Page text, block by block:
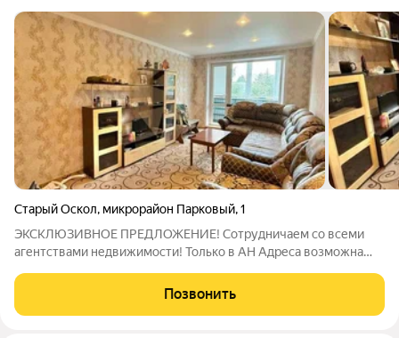
Старый Оскол, микрорайон Парковый,1
ЭКСКЛЮЗИВНОЕ ПРЕДЛОЖЕНИЕ! Сотрудничаем со всеми
агентствами недвижимости! Только в АН Адреса возможна
кв.м; Жилая - 31,1 кв.м; Кухня 5,7 кв.м. О КВАРТИРЕ: Состояние
под ремонт; Окна- ПВХ;
Позвонить